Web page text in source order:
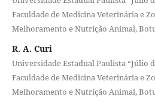
Faculdade de Medicina Veterinária e
Melhoramento e Nutrição Animal,
R. A. Curi
Universidade Estadual Paulista “Júlio
Faculdade de Medicina Veterinária e
Melhoramento e Nutrição Animal,